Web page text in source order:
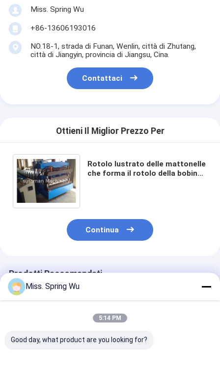
Miss. Spring Wu
+86-13606193016
NO.18-1, strada di Funan, Wenlin, città di Zhutang,
città di Jiangyin, provincia di Jiangsu, Cina.
Contattaci
Ottieni Il Miglior Prezzo Per
Rotolo lustrato delle mattonelle
che forma il rotolo della bobina
Continua
Prodotti Raccomandati
Miss. Spring Wu
5:14 PM
Good day, what product are you looking for?